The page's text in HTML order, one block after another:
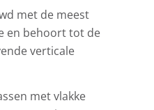
met de meest
en behoort tot de
verticale
met vlakke